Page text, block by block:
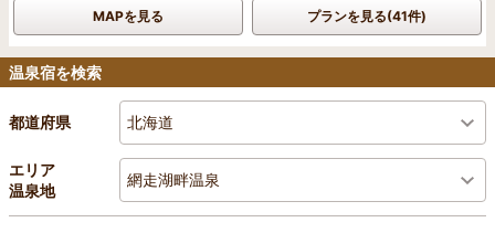
MAPを見る プランを見る(41件)
温泉宿を検索
都道府県 北海道
エリア
温泉地
網走湖畔温泉